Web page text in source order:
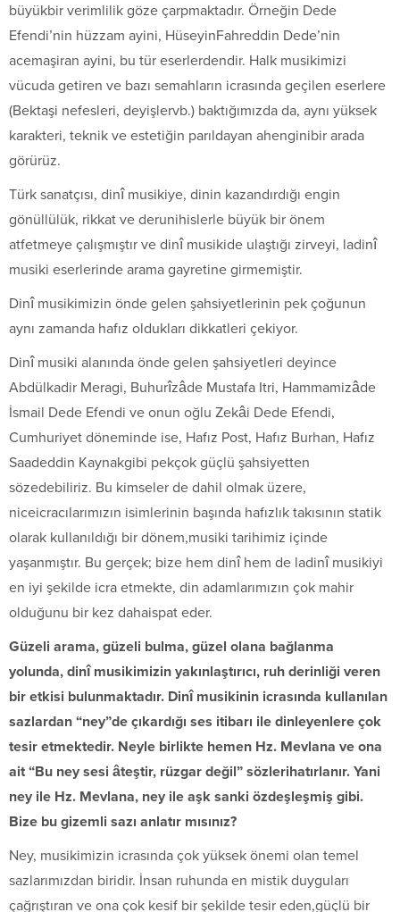
büyükbir verimlilik göze çarpmaktadır. Örneğin Dede
Efendi’nin hüzzam ayini, HüseyinFahreddin Dede’nin
acemaşiran ayini, bu tür eserlerdendir. Halk musikimizi
vücuda getiren ve bazı semahların icrasında geçilen eserlere
(Bektaşi nefesleri, deyişlervb.) baktığımızda da, aynı yüksek
karakteri, teknik ve estetiğin parıldayan ahenginibir arada
görürüz.
Türk sanatçısı, dinî musikiye, dinin kazandırdığı engin
gönüllülük, rikkat ve derunihislerle büyük bir önem
atfetmeye çalışmıştır ve dinî musikide ulaştığı zirveyi, ladinî
musiki eserlerinde arama gayretine girmemiştir.
Dinî musikimizin önde gelen şahsiyetlerinin pek çoğunun
aynı zamanda hafız oldukları dikkatleri çekiyor.
Dinî musiki alanında önde gelen şahsiyetleri deyince
Abdülkadir Meragi, Buhurîzâde Mustafa Itri, Hammamizâde
İsmail Dede Efendi ve onun oğlu Zekâi Dede Efendi,
Cumhuriyet döneminde ise, Hafız Post, Hafız Burhan, Hafız
Saadeddin Kaynakgibi pekçok güçlü şahsiyetten
sözedebiliriz. Bu kimseler de dahil olmak üzere,
niceicracılarımızın isimlerinin başında hafızlık takısının statik
olarak kullanıldığı bir dönem,musiki tarihimiz içinde
yaşanmıştır. Bu gerçek; bize hem dinî hem de ladinî musikiyi
en iyi şekilde icra etmekte, din adamlarımızın çok mahir
olduğunu bir kez dahaispat eder.
Güzeli arama, güzeli bulma, güzel olana bağlanma
yolunda, dinî musikimizin yakınlaştırıcı, ruh derinliği veren
bir etkisi bulunmaktadır. Dinî musikinin icrasında kullanılan
sazlardan “ney”de çıkardığı ses itibarı ile dinleyenlere çok
tesir etmektedir. Neyle birlikte hemen Hz. Mevlana ve ona
ait “Bu ney sesi âteştir, rüzgar değil” sözlerihatırlanır. Yani
ney ile Hz. Mevlana, ney ile aşk sanki özdeşleşmiş gibi.
Bize bu gizemli sazı anlatır mısınız?
Ney, musikimizin icrasında çok yüksek önemi olan temel
sazlarımızdan biridir. İnsan ruhunda en mistik duyguları
çağrıştıran ve ona çok kesif bir şekilde tesir eden,güçlü bir